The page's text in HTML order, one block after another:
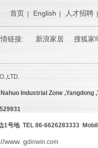
首页 English 人才招聘
情链接: 新浪家居 搜狐家
Industrial Zone ,Yangdong
1号地 TEL 86-6626283333
www. gdinwin.com